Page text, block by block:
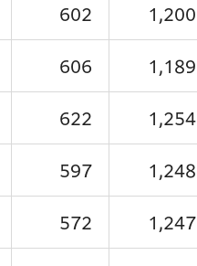
602 1,200
606 1,189
622 1,254
597 1,248
572 1,247